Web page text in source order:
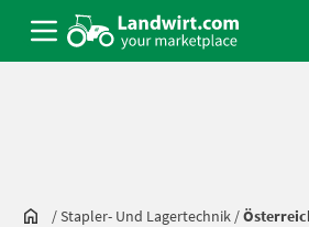
/Stapler- Und Lagertechnik /